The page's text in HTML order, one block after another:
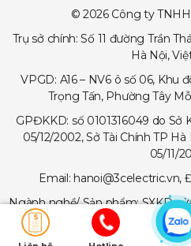
© 2026 Công ty
Trụ sở chính: Số 11 đường Trần
Hà Nội,
VPGD: A16 – NV6 ô số 06,
Trọng Tấn, Phường Tây
GPĐKKD: số 0101316049 do Sở
05/12/2002, Sở Tài Chính TP
05/11/
Email: hanoi@3celectric.vn,
Ngành nghề/ Sản phẩm: SXKD
trạm viễn thông, tủ điện,